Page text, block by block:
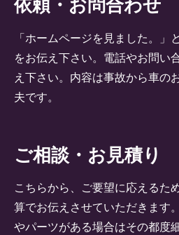
依頼・お問合わせ
「ホームページを見ました。」
をお伝え下さい。電話やお問い
え下さい。内容は事故から車の
夫です。
ご相談・お見積り
こちらから、ご要望に応えるた
算でお伝えさせていただきます
やパーツがある場合はその都度